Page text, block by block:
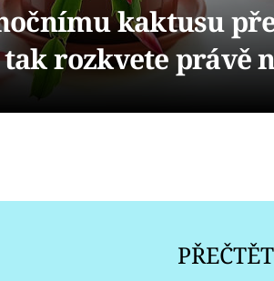
kaktusu
rozkvete právě